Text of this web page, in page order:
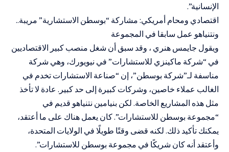
الإنسانية”.
اقتصادي ومحام أمريكي: مشاركة “بوسطن الاستشارية” مريبة..
ونتنياهو عمل سابقا في المجموعة
ويقول جايمس هنري ، وقد سبق أن شغل منصب كبير الاقتصاديين
في “شركة ماكينزي للاستشارات” في نيويورك، وهي شركة
مناسفة لـ”شركة بوسطن”، إن “صناعة الاستشارات تخدم في
الغالب عملاء خاصين، وشركات كبيرة إلى حد كبير. عادة لا تأخذ
مثل هذه المشاريع الخاصة. لكن بنيامين نتنياهو قديم في
“مجموعة بوسطن للاستشارات”. كان يعمل هناك على ما أعتقد،
يمكنك تأكيد ذلك. لكنه قضى وقتًا طويلًا في الولايات المتحدة،
وأعتقد أنه كان شريكًا في مجموعة بوسطن للاستشارات”.